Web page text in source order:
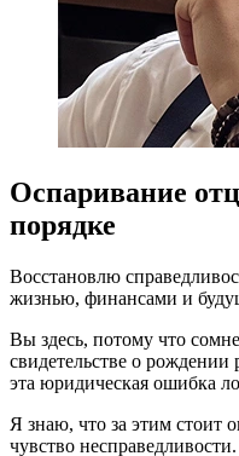
Оспаривание
порядке
Восстановлю
жизнью, финансами и
Вы здесь, потому что
свидетельстве о рождении
эта юридическая ошибка
Я знаю, что за этим стоит
чувство